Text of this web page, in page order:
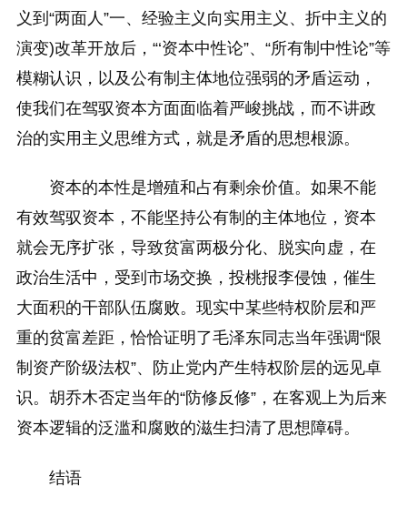
义到“两面人”一、经验主义向实用主义、折中主义的
演变)改革开放后，“‘资本中性论”、“所有制中性论”等
模糊认识，以及公有制主体地位强弱的矛盾运动，
使我们在驾驭资本方面面临着严峻挑战，而不讲政
治的实用主义思维方式，就是矛盾的思想根源。
资本的本性是增殖和占有剩余价值。如果不能
有效驾驭资本，不能坚持公有制的主体地位，资本
就会无序扩张，导致贫富两极分化、脱实向虚，在
政治生活中，受到市场交换，投桃报李侵蚀，催生
大面积的干部队伍腐败。现实中某些特权阶层和严
重的贫富差距，恰恰证明了毛泽东同志当年强调“限
制资产阶级法权”、防止党内产生特权阶层的远见卓
识。胡乔木否定当年的“防修反修”，在客观上为后来
资本逻辑的泛滥和腐败的滋生扫清了思想障碍。
结语